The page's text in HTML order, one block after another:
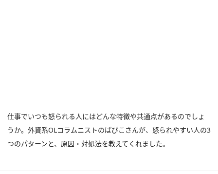
仕事でいつも怒られる人にはどんな特徴や共通点があるのでしょ
うか。外資系OLコラムニストのぱぴこさんが、怒られやすい人の3
つのパターンと、原因・対処法を教えてくれました。